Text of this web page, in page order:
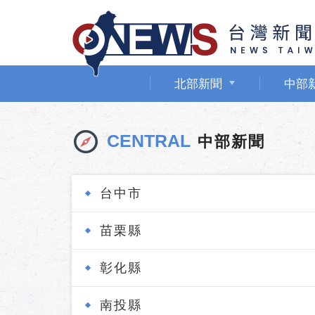
北部新聞 中部
CENTRAL 中部新聞
台中市
苗栗縣
彰化縣
南投縣